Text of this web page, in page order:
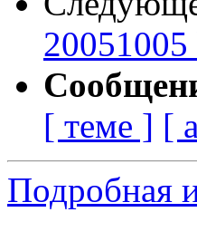
[ теме ] [
Подробная